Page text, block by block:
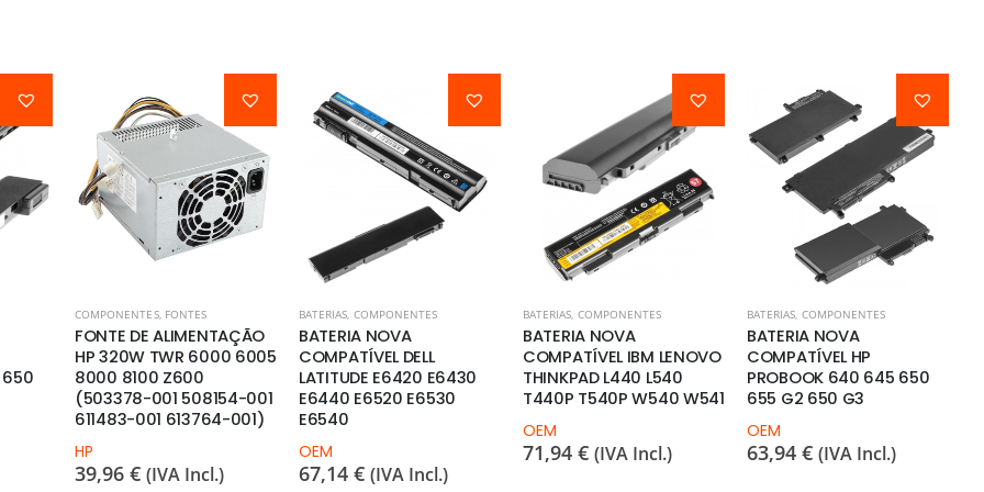
650
COMPONENTES, FONTES
FONTE DE ALIMENTAÇÃO
HP 320W TWR 6000 6005
8000 8100 Z600
(503378-001 508154-001
611483-001 613764-001)
HP
39,96 € (IVA Incl.)
BATERIAS COMPONENTES
BATERIA NOVA
COMPATÍVEL DELL
LATITUDE E6420 E6430
E6440 E6520 E6530
E6540
OEM
67,14 € (IVA Incl.)
BATERIAS COMPONENTES
BATERIA NOVA
COMPATÍVEL IBM LENOVO
THINKPAD L440 L540
T440P T540P W540 W541
OEM
71,94 € (IVA Incl.)
BATERIAS COMPONENTES
BATERIA NOVA
COMPATÍVEL HP
PROBOOK 640 645 650
655 G2 650 G3
OEM
63,94 € (IVA Incl.)